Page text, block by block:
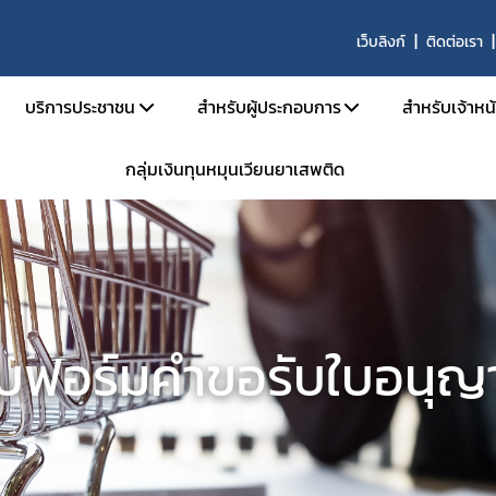
เว็บลิงก์ ติดต่อเรา
าร
ะอัตรากำลัง
าที่
งานของกอง
นเป็นองค์กรคุณธรรมต้นแบบ
ด้รับ
บริการประชาชน
คู่มือประชาชน
e-Book
ข้อมูลสถิติที่เกี่ยวกับวัตถุเสพติด
สำหรับผู้ประกอบการ
เอกสารเปิดสิทธิ์เข้าใช้ระบบ E-
การขออนุญาตสำหรับสถานพยาบาล
การขออนุญาตครอบครองยาเสพติดให้
การขออนุญาตยาเสพติดให้โทษในประเ
การขออนุญาตนำเข้า-ส่งออกเฉพาะค
การขอหนังสือรับรองการนำหรือสั่งเข้
การขออนุญาตวัตถุออกฤทธิ์ในประเภท 1
การขออนุญาตยาเสพติดให้โทษในประเภ
ขออนุญาตผลิต นำเข้า ส่งออก ยาเสพติ
สำหรับเจ้าห
คู่มือการ
คู่มือกำ
คำสั่ง อ
กลุ่ม
E-
โครง
กา
ประชุม
การอ
กลุ่มเงินทุนหมุนเวียนยาเสพติด
ฟอร์มคำขอรับใบอนุ